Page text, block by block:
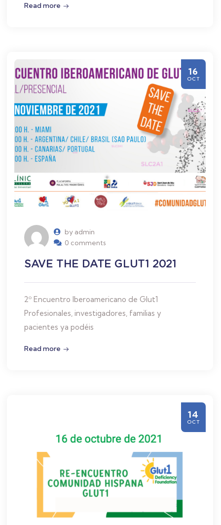
Read more
by admin
0 comments
SAVE THE DATE GLUT1 2021
2º Encuentro Iberoamericano de Glut1
Profesionales, investigadores, familias y
pacientes ya podéis
Read more
16
OCT
14
OCT